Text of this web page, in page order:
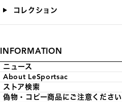
コレクション
INFORMATION
ニュース
About LeSportsac
ストア検索
偽物・コピー商品にご注意ください